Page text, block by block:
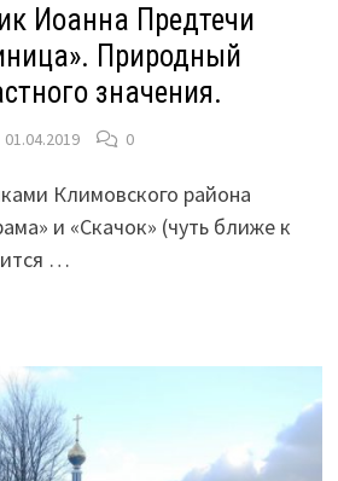
Иоанна Предтечи
Природный
значения.
01.04.2019 0
Климовского района
и «Скачок» (чуть ближе к
…